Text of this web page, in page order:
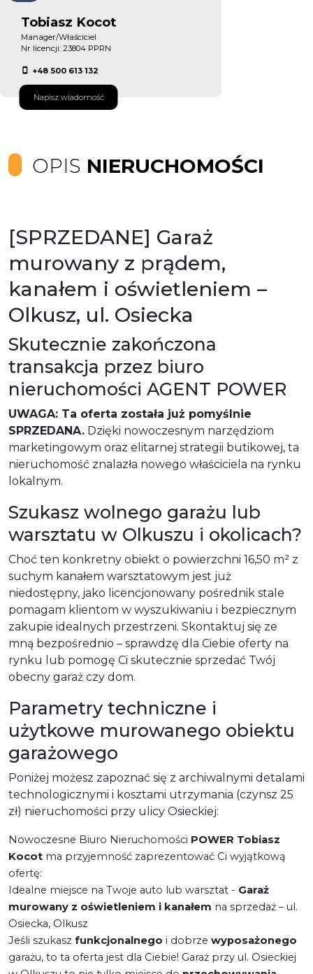
Tobiasz Kocot
Manager/Właściciel
Nr licencji: 23804 PPRN
+48 500 613 132
Napisz wiadomość
OPIS NIERUCHOMOŚCI
[SPRZEDANE] Garaż
murowany z prądem,
kanałem i oświetleniem –
Olkusz, ul. Osiecka
Skutecznie zakończona
transakcja przez biuro
nieruchomości AGENT POWER
UWAGA: Ta oferta została już pomyślnie
SPRZEDANA. Dzięki nowoczesnym narzędziom
marketingowym oraz elitarnej strategii butikowej, ta
nieruchomość znalazła nowego właściciela na rynku
lokalnym.
Szukasz wolnego garażu lub
warsztatu w Olkuszu i okolicach?
Choć ten konkretny obiekt o powierzchni 16,50 m² z
suchym kanałem warsztatowym jest już
niedostępny, jako licencjonowany pośrednik stale
pomagam klientom w wyszukiwaniu i bezpiecznym
zakupie idealnych przestrzeni. Skontaktuj się ze
mną bezpośrednio – sprawdzę dla Ciebie oferty na
rynku lub pomogę Ci skutecznie sprzedać Twój
obecny garaż czy dom.
Parametry techniczne i
użytkowe murowanego obiektu
garażowego
Poniżej możesz zapoznać się z archiwalnymi detalami
technologicznymi i kosztami utrzymania (czynsz 25
zł) nieruchomości przy ulicy Osieckiej:
Nowoczesne Biuro Nieruchomości POWER Tobiasz
Kocot ma przyjemność zaprezentować Ci wyjątkową
ofertę:
Idealne miejsce na Twoje auto lub warsztat - Garaż
murowany z oświetleniem i kanałem na sprzedaż – ul.
Osiecka, Olkusz
Jeśli szukasz funkcjonalnego i dobrze wyposażonego
garażu, to ta oferta jest dla Ciebie! Garaż przy ul. Osieckiej